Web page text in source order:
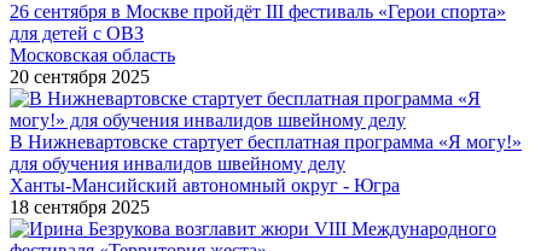
26 сентября в Москве пройдёт III фестиваль «Герои спорта»
для детей с ОВЗ
Московская область
20 сентября 2025
В Нижневартовске стартует бесплатная программа «Я могу!»
для обучения инвалидов швейному делу
Ханты-Мансийский автономный округ - Югра
18 сентября 2025